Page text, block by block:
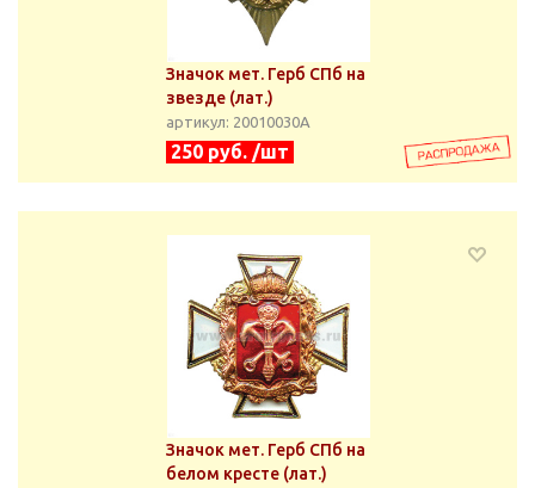
Значок мет. Герб СПб на
звезде (лат.)
артикул: 20010030А
250 руб. /шт
Значок мет. Герб СПб на
белом кресте (лат.)